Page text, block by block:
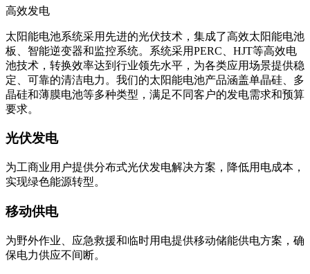
高效发电
太阳能电池系统采用先进的光伏技术，集成了高效太阳能电池
板、智能逆变器和监控系统。系统采用PERC、HJT等高效电
池技术，转换效率达到行业领先水平，为各类应用场景提供稳
定、可靠的清洁电力。我们的太阳能电池产品涵盖单晶硅、多
晶硅和薄膜电池等多种类型，满足不同客户的发电需求和预算
要求。
光伏发电
为工商业用户提供分布式光伏发电解决方案，降低用电成本，
实现绿色能源转型。
移动供电
为野外作业、应急救援和临时用电提供移动储能供电方案，确
保电力供应不间断。